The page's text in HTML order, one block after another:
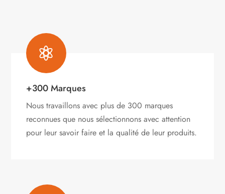

+300 Marques
Nous travaillons avec plus de 300 marques
reconnues que nous sélectionnons avec attention
pour leur savoir faire et la qualité de leur produits.